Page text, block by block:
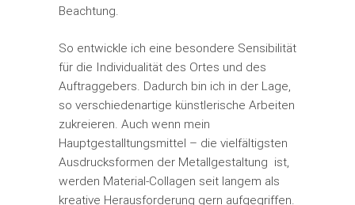
Beachtung.
So entwickle ich eine besondere Sensibilität
für die Individualität des Ortes und des
Auftraggebers. Dadurch bin ich in der Lage,
so verschiedenartige künstlerische Arbeiten
zukreieren. Auch wenn mein
Hauptgestalltungsmittel – die vielfältigsten
Ausdrucksformen der Metallgestaltung ist,
werden Material-Collagen seit langem als
kreative Herausforderung gern aufgegriffen.